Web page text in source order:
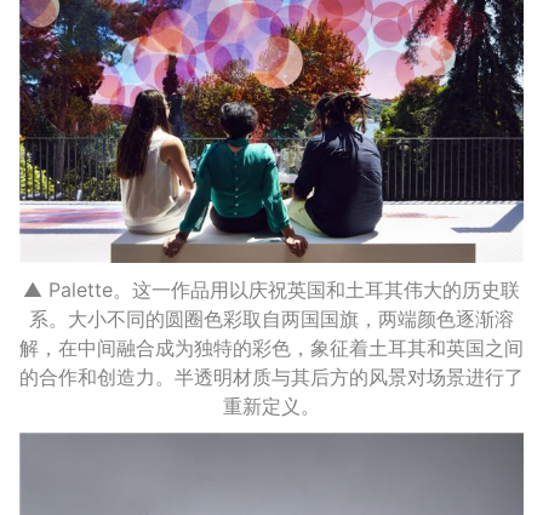
▲ Palette。这一作品用以庆祝英国和土耳其伟大的历史联
系。大小不同的圆圈色彩取自两国国旗，两端颜色逐渐溶
解，在中间融合成为独特的彩色，象征着土耳其和英国之间
的合作和创造力。半透明材质与其后方的风景对场景进行了
重新定义。